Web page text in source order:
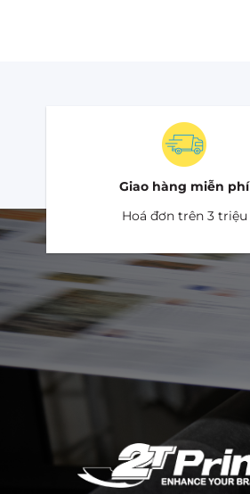
Giao hàng miễn phí
Hoá đơn trên 3 triệu